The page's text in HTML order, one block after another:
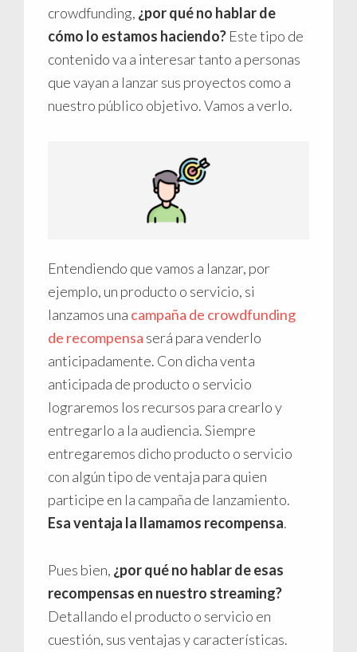
crowdfunding, ¿por qué no hablar de
cómo lo estamos haciendo? Este tipo de
contenido va a interesar tanto a personas
que vayan a lanzar sus proyectos como a
nuestro público objetivo. Vamos a verlo.
Entendiendo que vamos a lanzar, por
ejemplo, un producto o servicio, si
lanzamos una campaña de crowdfunding
de recompensa será para venderlo
anticipadamente. Con dicha venta
anticipada de producto o servicio
lograremos los recursos para crearlo y
entregarlo a la audiencia. Siempre
entregaremos dicho producto o servicio
con algún tipo de ventaja para quien
participe en la campaña de lanzamiento.
Esa ventaja la llamamos recompensa.
Pues bien, ¿por qué no hablar de esas
recompensas en nuestro streaming?
Detallando el producto o servicio en
cuestión, sus ventajas y características.